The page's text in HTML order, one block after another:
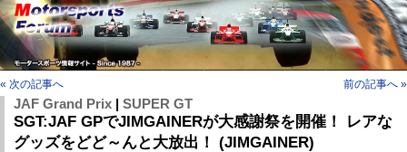
« 次の記事へ 前の記事へ »
JAF Grand Prix | SUPER GT
SGT:JAF GPでJIMGAINERが大感謝祭を開催！ レアな
グッズをどど～んと大放出！ (JIMGAINER)